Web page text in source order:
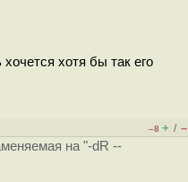
хотя бы так его
–8 + / –
на "-dR --